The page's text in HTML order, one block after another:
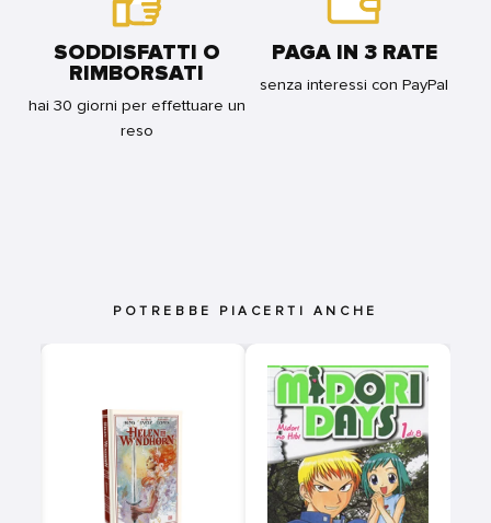
SODDISFATTI O
RIMBORSATI
hai 30 giorni per effettuare un
reso
PAGA IN 3 RATE
senza interessi con PayPal
POTREBBE PIACERTI ANCHE